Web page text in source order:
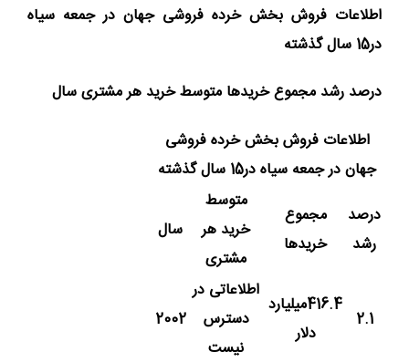
اطلاعات فروش بخش خرده فروشی جهان در جمعه سیاه
در15 سال گذشته
درصد رشد مجموع خریدها متوسط خرید هر مشتری سال
اطلاعات فروش بخش خرده فروشی
جهان در جمعه سیاه در15 سال گذشته
درصد
رشد
مجموع
خریدها
متوسط
خرید هر
مشتری
سال
2.1
416.4میلیارد
دلار
اطلاعاتی در
دسترس
نیست
2002